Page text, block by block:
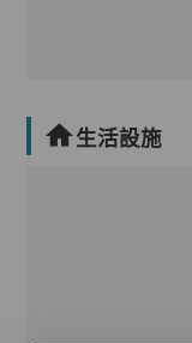
生活設施